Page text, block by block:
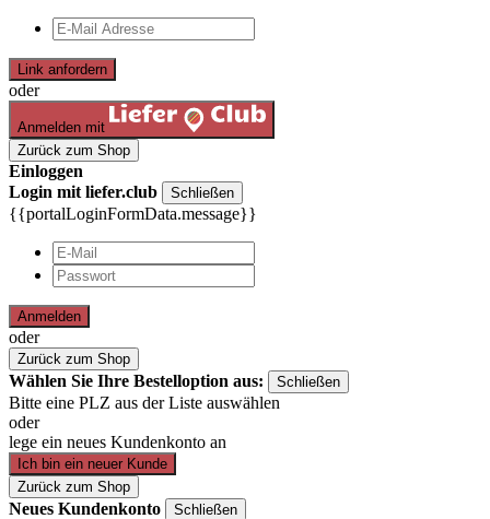
Link anfordern
oder
Anmelden mit
Zurück zum Shop
Einloggen
Login mit liefer.club
Schließen
{{portalLoginFormData.message}}
Anmelden
oder
Zurück zum Shop
Wählen Sie Ihre Bestelloption aus: Schließen
Bitte eine PLZ aus der Liste auswählen
oder
lege ein neues Kundenkonto an
Ich bin ein neuer Kunde
Zurück zum Shop
Neues Kundenkonto Schließen